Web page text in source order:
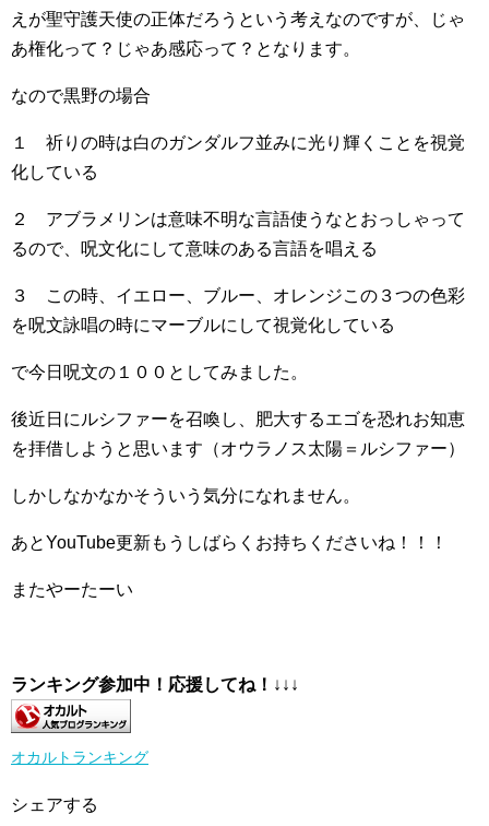
えが聖守護天使の正体だろうという考えなのですが、じゃ
あ権化って？じゃあ感応って？となります。
なので黒野の場合
１ 祈りの時は白のガンダルフ並みに光り輝くことを視覚
化している
２ アブラメリンは意味不明な言語使うなとおっしゃって
るので、呪文化にして意味のある言語を唱える
３ この時、イエロー、ブルー、オレンジこの３つの色彩
を呪文詠唱の時にマーブルにして視覚化している
で今日呪文の１００としてみました。
後近日にルシファーを召喚し、肥大するエゴを恐れお知恵
を拝借しようと思います（オウラノス太陽＝ルシファー）
しかしなかなかそういう気分になれません。
あとYouTube更新もうしばらくお持ちくださいね！！！
またやーたーい
ランキング参加中！応援してね！ ↓↓↓
オカルトランキング
シェアする